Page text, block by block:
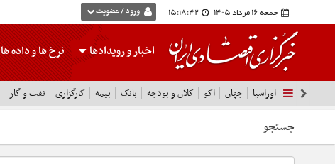
جمعه 16 مرداد 1405 15:18:42 ورود / عضویت
اخبار و رویدادها نرخ هاو داده ها
اوراسیا جهان اکو کلان و بودجه بانک بیمه کارگزاری نفت و گاز
جستجو